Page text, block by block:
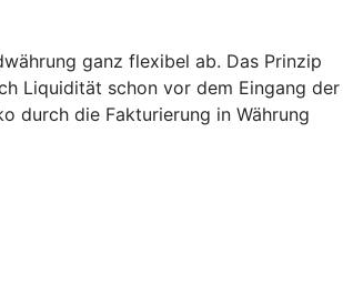
ganz flexibel ab. Das Prinzip
Liquidität schon vor dem Eingang der
durch die Fakturierung in Währung